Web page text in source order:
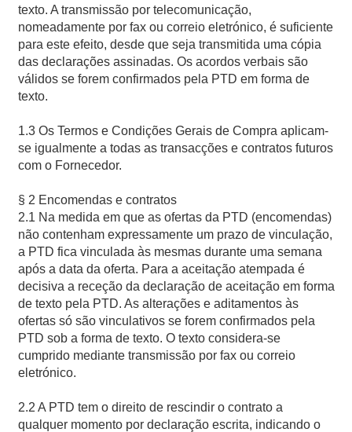
texto. A transmissão por telecomunicação,
nomeadamente por fax ou correio eletrónico, é suficiente
para este efeito, desde que seja transmitida uma cópia
das declarações assinadas. Os acordos verbais são
válidos se forem confirmados pela PTD em forma de
texto.
1.3 Os Termos e Condições Gerais de Compra aplicam-
se igualmente a todas as transacções e contratos futuros
com o Fornecedor.
§ 2 Encomendas e contratos
2.1 Na medida em que as ofertas da PTD (encomendas)
não contenham expressamente um prazo de vinculação,
a PTD fica vinculada às mesmas durante uma semana
após a data da oferta. Para a aceitação atempada é
decisiva a receção da declaração de aceitação em forma
de texto pela PTD. As alterações e aditamentos às
ofertas só são vinculativos se forem confirmados pela
PTD sob a forma de texto. O texto considera-se
cumprido mediante transmissão por fax ou correio
eletrónico.
2.2 A PTD tem o direito de rescindir o contrato a
qualquer momento por declaração escrita, indicando o